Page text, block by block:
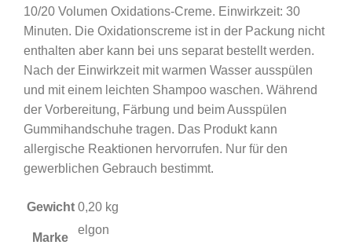
10/20 Volumen Oxidations-Creme. Einwirkzeit: 30
Minuten. Die Oxidationscreme ist in der Packung nicht
enthalten aber kann bei uns separat bestellt werden.
Nach der Einwirkzeit mit warmen Wasser ausspülen
und mit einem leichten Shampoo waschen. Während
der Vorbereitung, Färbung und beim Ausspülen
Gummihandschuhe tragen. Das Produkt kann
allergische Reaktionen hervorrufen. Nur für den
gewerblichen Gebrauch bestimmt.
Gewicht 0,20 kg
Marke
elgon